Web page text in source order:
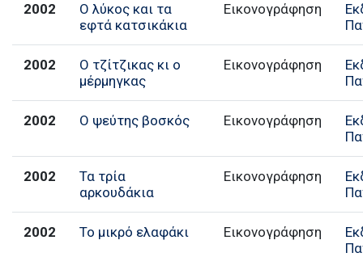
2002
Ο λύκος και τα
εφτά κατσικάκια
Εικονογράφηση
2002
Ο τζίτζικας κι ο
μέρμηγκας
Εικονογράφηση
2002 Ο ψεύτης βοσκός Εικονογράφηση
2002
Τα τρία
αρκουδάκια
Εικονογράφηση
2002 Το μικρό ελαφάκι Εικονογράφηση